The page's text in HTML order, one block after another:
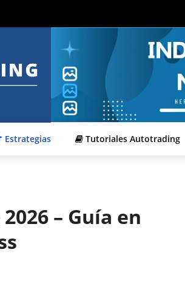
Estrategias Tutoriales Autotrading
– Guía en